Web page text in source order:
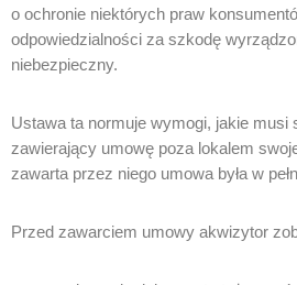
o ochronie niektórych praw
odpowiedzialności za szkodę
niebezpieczny.
Ustawa ta normuje wymogi, jakie musi
zawierający umowę poza lokalem
zawarta przez niego umowa była w
Przed zawarciem umowy akwizytor